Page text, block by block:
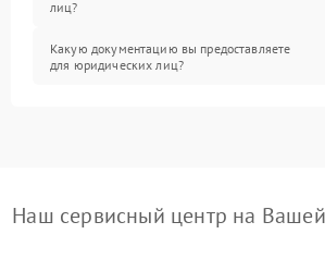
лиц?
Какую документацию вы предоставляете
для юридических лиц?
Наш сервисный центр на